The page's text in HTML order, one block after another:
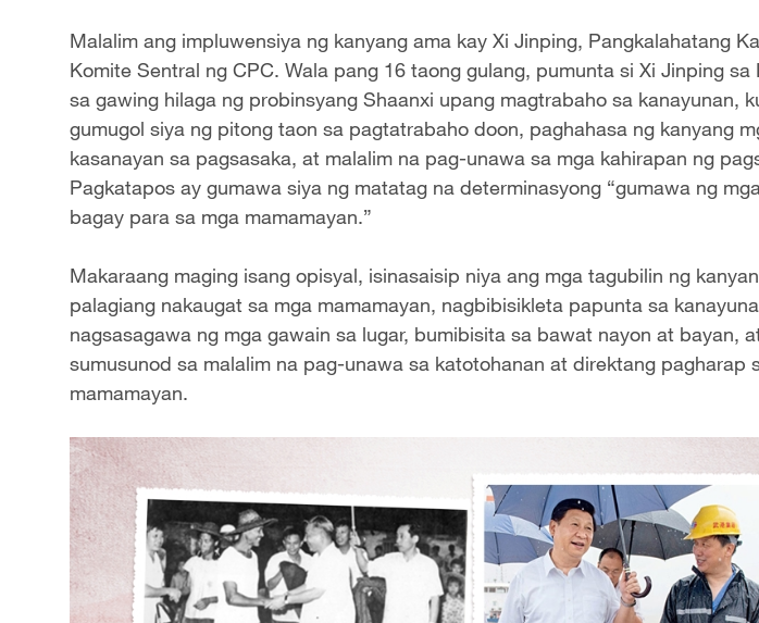
Malalim ang impluwensiya ng kanyang ama kay Xi Jinping, Pangkalahatang
Komite Sentral ng CPC. Wala pang 16 taong gulang, pumunta si Xi Jinping sa
sa gawing hilaga ng probinsyang Shaanxi upang magtrabaho sa kanayunan,
gumugol siya ng pitong taon sa pagtatrabaho doon, paghahasa ng kanyang
kasanayan sa pagsasaka, at malalim na pag-unawa sa mga kahirapan ng
Pagkatapos ay gumawa siya ng matatag na determinasyong “gumawa ng
bagay para sa mga mamamayan.”
Makaraang maging isang opisyal, isinasaisip niya ang mga tagubilin ng
palagiang nakaugat sa mga mamamayan, nagbibisikleta papunta sa
nagsasagawa ng mga gawain sa lugar, bumibisita sa bawat nayon at bayan,
sumusunod sa malalim na pag-unawa sa katotohanan at direktang pagharap
mamamayan.